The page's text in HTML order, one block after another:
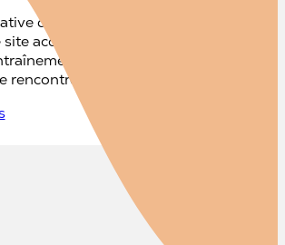
de Val-d’Or s’étend sur 50 km² et
accueille l’initiative Retraité en
en plein air. Cette activité
rencontrer de nouvelles personnes.